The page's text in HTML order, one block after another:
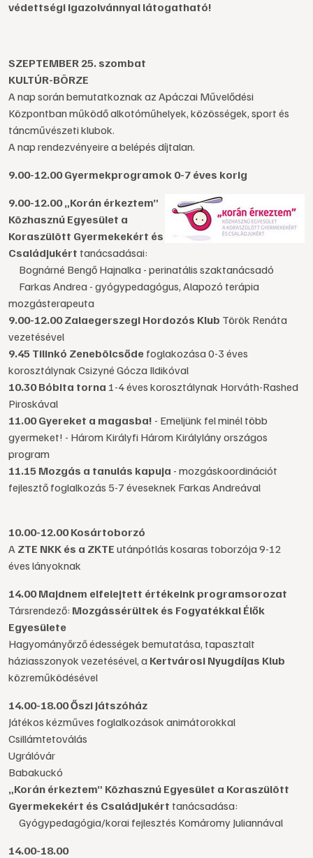
védettségi igazolvánnyal látogatható!
SZEPTEMBER 25. szombat
KULTÚR-BÖRZE
A nap során bemutatkoznak az Apáczai Művelődési
Központban működő alkotóműhelyek, közösségek, sport és
táncművészeti klubok.
A nap rendezvényeire a belépés díjtalan.
9.00-12.00 Gyermekprogramok 0-7 éves korig
9.00-12.00 „Korán érkeztem”
Közhasznú Egyesület a
Koraszülött Gyermekekért és
Családjukért tanácsadásai:
Bognárné Bengő Hajnalka - perinatális szaktanácsadó
Farkas Andrea - gyógypedagógus, Alapozó terápia
mozgásterapeuta
9.00-12.00 Zalaegerszegi Hordozós Klub Török Renáta
vezetésével
9.45 Tilinkó Zenebölcsőde foglakozása 0-3 éves
korosztálynak Csizyné Gócza Ildikóval
10.30 Bóbita torna 1-4 éves korosztálynak Horváth-Rashed
Piroskával
11.00 Gyereket a magasba! - Emeljünk fel minél több
gyermeket! - Három Királyfi Három Királylány országos
program
11.15 Mozgás a tanulás kapuja - mozgáskoordinációt
fejlesztő foglalkozás 5-7 éveseknek Farkas Andreával
10.00-12.00 Kosártoborzó
A ZTE NKK és a ZKTE utánpótlás kosaras toborzója 9-12
éves lányoknak
14.00 Majdnem elfelejtett értékeink programsorozat
Társrendező: Mozgássérültek és Fogyatékkal Élők
Egyesülete
Hagyományőrző édességek bemutatása, tapasztalt
háziasszonyok vezetésével, a Kertvárosi Nyugdíjas Klub
közreműködésével
14.00-18.00 Őszi Játszóház
Játékos kézműves foglalkozások animátorokkal
Csillámtetoválás
Ugrálóvár
Babakuckó
„Korán érkeztem” Közhasznú Egyesület a Koraszülött
Gyermekekért és Családjukért tanácsadása:
Gyógypedagógia/korai fejlesztés Komáromy Juliannával
14.00-18.00